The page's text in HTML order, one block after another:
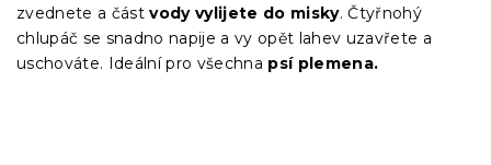
zvednete a částvody vylijete do misky. Čtyřnohý
chlupáč se snadno napije a vy opět lahev uzavřete a
uschováte. Ideální pro všechna psí plemena.